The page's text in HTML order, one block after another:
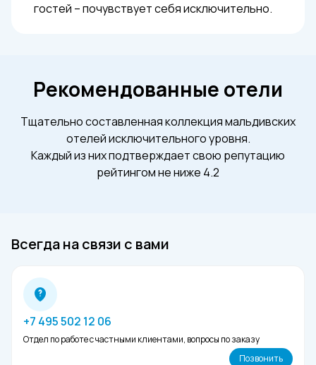
гостей – почувствует себя исключительно.
Рекомендованные отели
Тщательно составленная коллекция мальдивских
отелей исключительного уровня.
Каждый из них подтверждает свою репутацию
рейтингом не ниже 4.2
Всегда на связи с вами
+7 495 502 12 06
Отдел по работе с частными клиентами, вопросы по заказу
Позвонить